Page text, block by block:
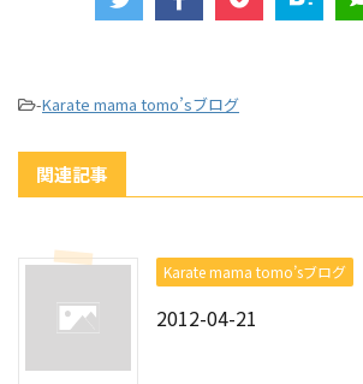
-Karate mama tomo’sブログ
関連記事
Karate mama tomo’sブログ
2012-04-21